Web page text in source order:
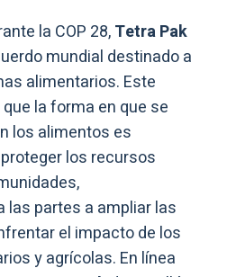
la COP 28,Tetra Pak
mundial destinado a
alimentarios. Este
la forma en que se
los alimentos es
los recursos
las partes a ampliar las
el impacto de los
y agrícolas. En línea